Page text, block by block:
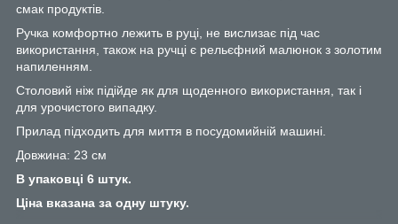
смак продуктів.
Ручка комфортно лежить в руці, не вислизає під час
використання, також на ручці є рельєфний малюнок з золотим
напиленням.
Столовий ніж підійде як для щоденного використання, так і
для урочистого випадку.
Прилад підходить для миття в посудомийній машині.
Довжина: 23 см
В упаковці 6 штук.
Ціна вказана за одну штуку.